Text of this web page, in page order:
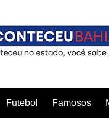
Futebol Famosos